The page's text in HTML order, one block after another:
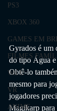
PS3
XBOX 360
GAMES EM
FILMES
Wii U
VR
ANIME
Gyrados é um
do tipo Água
Obtê-lo
mesmo para
jogadores
Magikarp